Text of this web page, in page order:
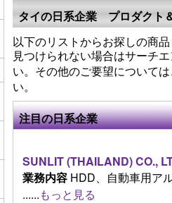
タイの日系企業 プロダクト
以下のリストからお探しの商
見つけられない場合はサーチ
い。その他のご要望については
い。
注目の日系企業
SUNLIT (THAILAND) CO.,
業務内容 HDD、自動車用ア
......もっと見る